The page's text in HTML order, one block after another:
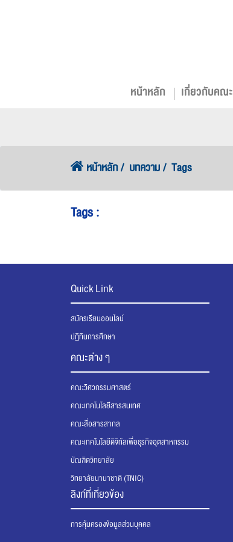
หน้าหลัก เกี่ยวกับคณะ
หน้าหลัก บทความ Tags
Tags :
Quick Link
สมัครเรียนออนไลน์
ปฏิทินการศึกษา
คณะต่าง ๆ
คณะวิศวกรรมศาสตร์
คณะเทคโนโลยีสารสนเทศ
คณะสื่อสารสากล
คณะเทคโนโลยีดิจิทัลเพื่อธุรกิจอุตสาหกรรม
บัณฑิตวิทยาลัย
วิทยาลัยนานาชาติ (TNIC)
ลิงก์ที่เกี่ยวข้อง
การคุ้มครองข้อมูลส่วนบุคคล